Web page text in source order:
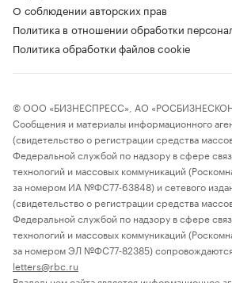
О соблюдении авторских прав
Политика в отношении обработки
Политика обработки файлов cookie
© ООО «БИЗНЕСПРЕСС», АО
Сообщения и материалы информационного
(свидетельство о регистрации средства
Федеральной службой по надзору в сфере
технологий и массовых коммуникаций
за номером ИА №ФС77-63848) и сетевого
(свидетельство о регистрации средства
Федеральной службой по надзору в сфере
технологий и массовых коммуникаций
за номером ЭЛ №ФС77-82385) сопровождаются
letters@rbc.ru